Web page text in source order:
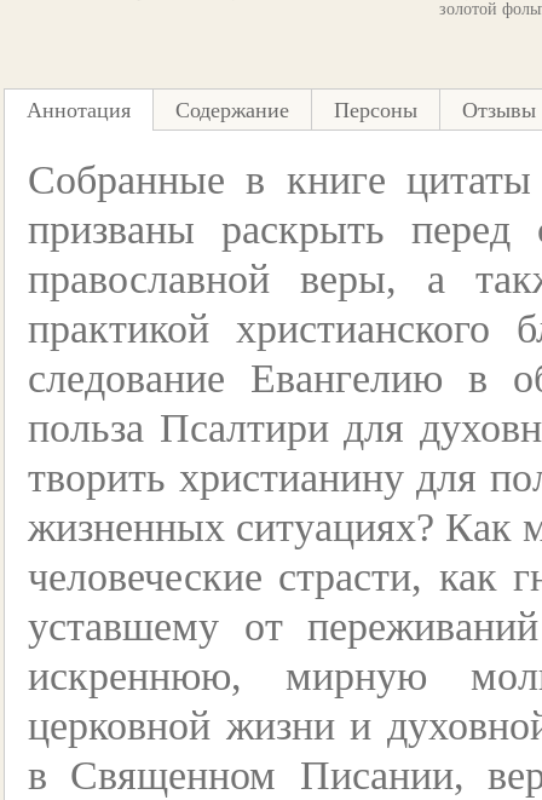
золотой
Аннотация Содержание Персоны Отзывы
Собранные в книге
призваны раскрыть перед
православной веры, а
практикой христианского
следование Евангелию в
польза Псалтири для
творить христианину для
жизненных ситуациях? Как
человеческие страсти, как
уставшему от
искреннюю, мирную
церковной жизни и
в Священном Писании,